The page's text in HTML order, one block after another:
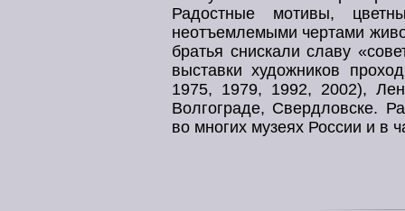
Радостные мотивы,
неотъемлемыми чертами
братья снискали славу
выставки художников
1975, 1979, 1992, 2002),
Волгограде, Свердловске.
во многих музеях России и в